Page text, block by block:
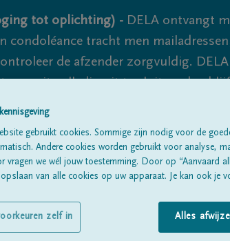
tot oplichting) - DELA ontvangt
condoléance tracht men
de afzender zorgvuldig.
nooit volledig uit te sluiten, dus blijf
Alle
gebruikt cookies. Sommige zijn nodig voor de
Andere cookies worden gebruikt voor analyse,
vragen we wél jouw toestemming. Door op “Aanvaard
van alle cookies op uw apparaat. Je kan ook je
Alles
zelf in